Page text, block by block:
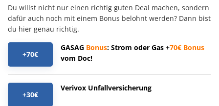
Du willst nicht nur einen richtig guten Deal machen, sondern
dafür auch noch mit einem Bonus belohnt werden? Dann bist
du hier genau richtig.
+70€
GASAG Bonus: Strom oder Gas +70€ Bonus
vom Doc!
+30€
Verivox Unfallversicherung